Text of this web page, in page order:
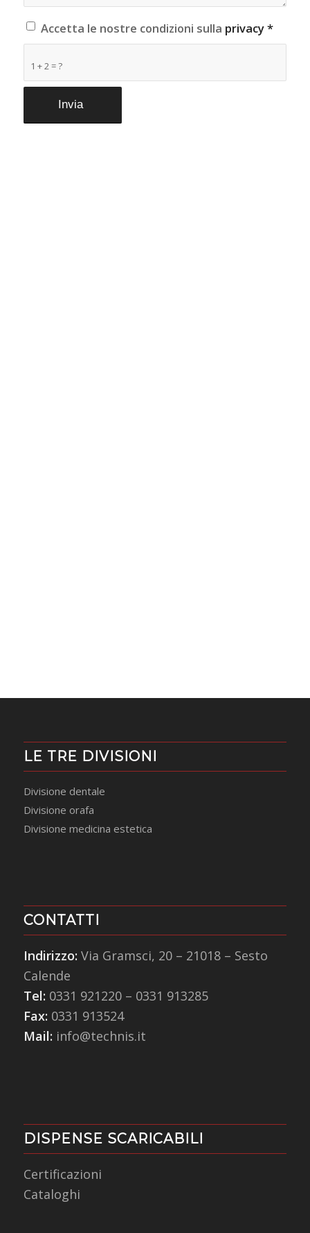
Accetta le nostre condizioni sulla privacy*
1 + 2 = ?
LE TRE DIVISIONI
Divisione dentale
Divisione orafa
Divisione medicina estetica
CONTATTI
Indirizzo: Via Gramsci, 20 – 21018 – Sesto
Calende
Tel: 0331 921220– 0331 913285
Fax: 0331 913524
Mail: info@technis.it
DISPENSE SCARICABILI
Certificazioni
Cataloghi